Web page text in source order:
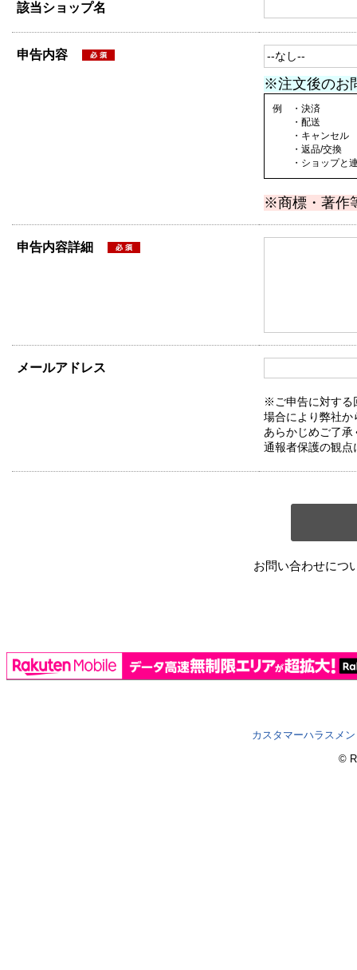
該当ショップ名
申告内容
※注文後のお
例 ・決済
・配送
・キャンセル
・返品/交換
・ショップと連
※商標・著作
申告内容詳細
メールアドレス
※ご申告に対する
場合により弊社か
あらかじめご了承
通報者保護の観点
お問い合わせにつ
カスタマーハラスメ
©